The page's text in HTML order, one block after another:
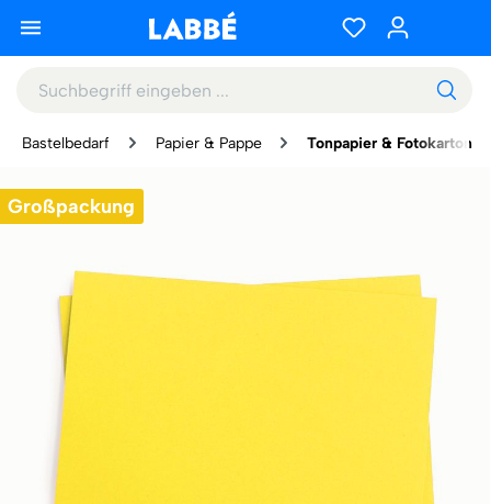
Bastelbedarf Papier & Pappe Tonpapier & Fotokarton
Großpackung